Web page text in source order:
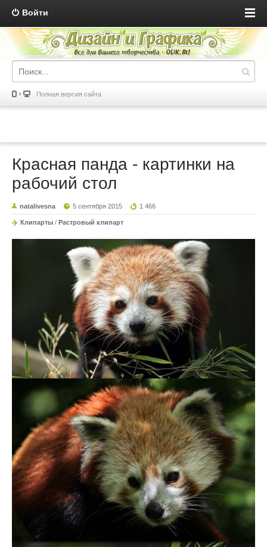
Войти
Полная версия сайта
Красная панда - картинки на
рабочий стол
natalivesna 5 сентября 2015 1 466
Клипарты / Растровый клипарт